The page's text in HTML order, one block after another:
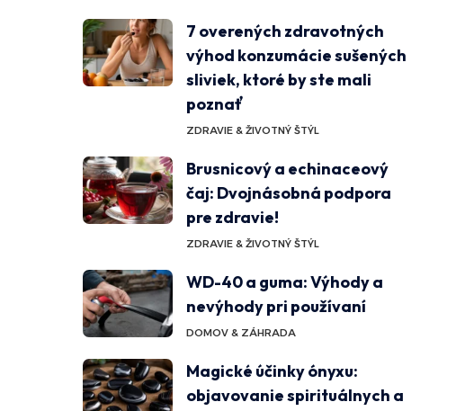
7 overených zdravotných
výhod konzumácie sušených
sliviek, ktoré by ste mali
poznať
ZDRAVIE & ŽIVOTNÝ ŠTÝL
Brusnicový a echinaceový
čaj: Dvojnásobná podpora
pre zdravie!
ZDRAVIE & ŽIVOTNÝ ŠTÝL
WD-40 a guma: Výhody a
nevýhody pri používaní
DOMOV & ZÁHRADA
Magické účinky ónyxu:
objavovanie spirituálnych a